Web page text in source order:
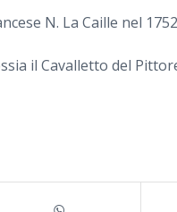
N. La Caille nel
il Cavalletto del